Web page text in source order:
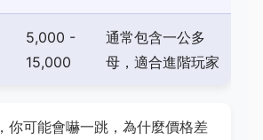
5,000 -
15,000
通常包含一公多
母，適合進階玩家
你可能會嚇一跳，為什麼價格差